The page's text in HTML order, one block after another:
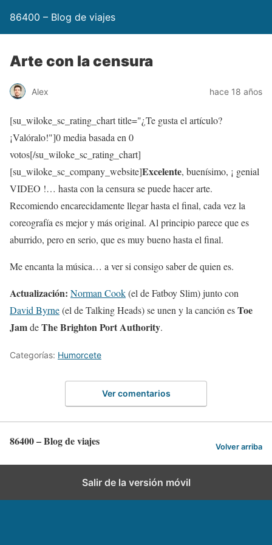
86400 – Blog de viajes
Arte con la censura
Alex hace 18 años
[su_wiloke_sc_rating_chart title="¿Te gusta el artículo?
¡Valóralo!"]0media basada en 0
votos[/su_wiloke_sc_rating_chart]
[su_wiloke_sc_company_website]Excelente, buenísimo, ¡ genial
VIDEO !… hasta con la censura se puede hacer arte.
Recomiendo encarecidamente llegar hasta el final, cada vez la
coreografía es mejor y más original. Al principio parece que es
aburrido, pero en serio, que es muy bueno hasta el final.
Me encanta la música… a ver si consigo saber de quien es.
Actualización: Norman Cook(el de Fatboy Slim) junto con
David Byrne(el de Talking Heads) se unen y la canción esToe
JamdeThe Brighton Port Authority.
Categorías: Humorcete
Ver comentarios
86400 – Blog de viajes Volver arriba
Salir de la versión móvil